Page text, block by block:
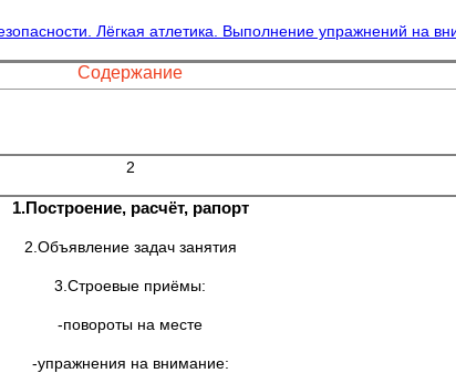
Лёгкая атлетика. Выполнение упражнений на
Содержание
2
1.Построение, расчёт, рапорт
2.Объявление задач занятия
3.Строевые приёмы:
-повороты на месте
-упражнения на внимание: